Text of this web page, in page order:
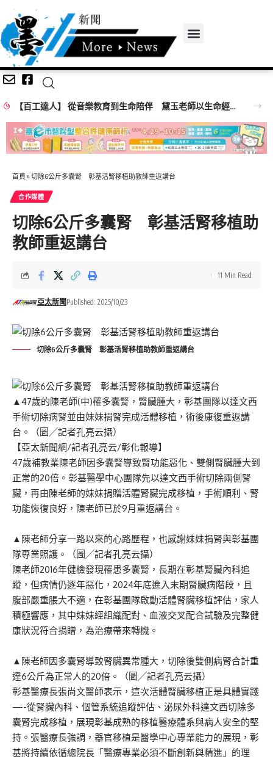
【百工達人】 從音樂教育到生命陪伴 黛玉老師以生命經驗打造共學平台
首頁 » 切除6公斤多囊腎 彰基活腎移植助教師重返講台
合作媒體
切除6公斤多囊腎 彰基活腎移植助
教師重返講台
亞太新聞 Published: 2025/10/23
11 Min Read
切除6公斤多囊腎 彰基活腎移植助教師重返講台
▲47歲的陳老師(中)罹多囊腎，腎臟腫大，彰基團隊以達文西
手術切除病腎並由妹妹捐腎完成活體移植，術後康復重返講
台。（圖╱記者孔亮云攝）
【亞太新聞網/記者孔亮云/彰化報導】
47歲補教業陳老師因多囊腎導致腎功能惡化、雙側腎臟腫大到
正常的20倍。彰基醫學中心團隊先以達文西手術切除兩側腎
臟，再由陳老師的妹妹捐贈活體腎臟完成移植，手術順利、腎
功能恢復良好，陳老師已於9月重返講台。
▲陳老師分享一路以來的心路歷程，也感謝妹妹捐腎與彰基團
隊專業照護。（圖╱記者孔亮云攝）
陳老師2016年健檢發現罹患多囊腎，長期在彰基腎臟內科追
蹤，但病情仍逐年惡化，2024年底進入末期腎臟病階段，且
腹部嚴重脹大不適，在彰基團隊啟動活體腎臟移植評估，家人
積極響應，其中妹妹經組織配對、血液交叉配合試驗及完整健
康狀況符合捐贈，為治療帶來轉機。
▲陳老師因多囊腎導致腎臟異常腫大，切除後雙側病腎合計重
達6公斤為正常人的20倍。（圖╱記者孔亮云攝）
彰基醫療長張尚文醫師表示，這次活體腎臟移植正是具體實踐
—-從腎臟內科、個管系統追蹤評估、泌尿外科達文西切除多
囊腎完成移植，展現彰基成熟的移植醫療體系與病人安全的堅
持。張醫療長強調，器官移植是醫學中心專業能力的展現，彰
基將持續依循總院長「醫療專業必須不斷創新與精進」的理